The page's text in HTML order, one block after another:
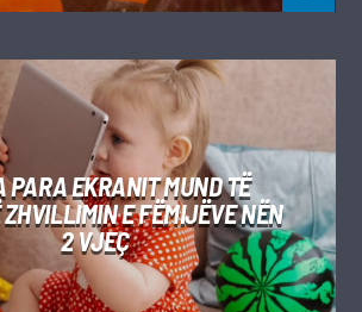
PARA EKRANIT MUND TË
ZHVILLIMIN E FËMIJËVE NËN
2 VJEÇ